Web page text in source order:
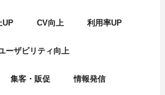
UP CV向上 利用率UP
ーザビリティ向上
集客・販促 情報発信